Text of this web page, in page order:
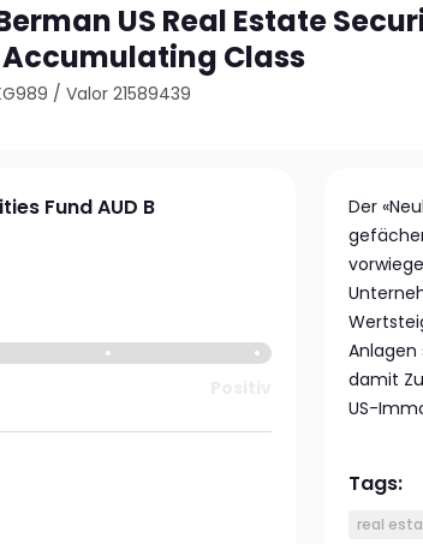
US Real Estate
Accumulating Class
/Valor 21589439
Fund AUD B
Der
Anlagen
damit
US-
Tags:
real